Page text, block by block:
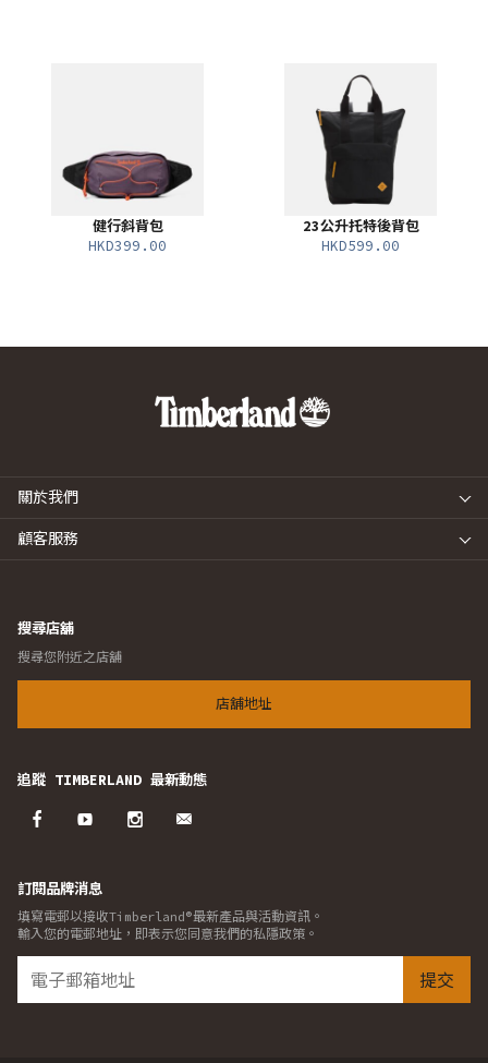
健行斜背包
HKD399.00
23公升托特後背包
HKD599.00
關於我們
顧客服務
搜尋店舖
搜尋您附近之店舖
店舖地址
追蹤 TIMBERLAND 最新動態
訂閱品牌消息
填寫電郵以接收Timberland®最新產品與活動資訊。
輸入您的電郵地址，即表示您同意我們的私隱政策。
提交